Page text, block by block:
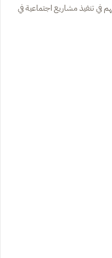
في تنفيذ مشاريع اجتماعية في